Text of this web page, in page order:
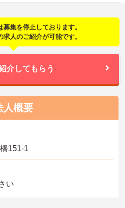
募集を停止しております。
人のご紹介が可能です。
介してもらう
人概要
151-1
い